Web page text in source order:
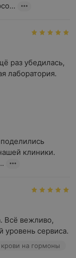
раз убедилась,
лаборатория.
клиники.
Всё вежливо,
уровень сервиса.
крови на гормоны